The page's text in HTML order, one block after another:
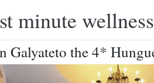
minute
Galyateto the 4*